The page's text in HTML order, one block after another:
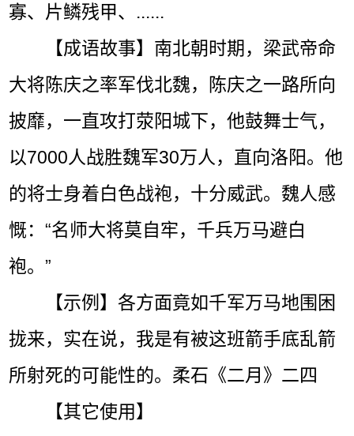
寡、片鳞残甲、......
【成语故事】南北朝时期，梁武帝命
大将陈庆之率军伐北魏，陈庆之一路所向
披靡，一直攻打荥阳城下，他鼓舞士气，
以7000人战胜魏军30万人，直向洛阳。他
的将士身着白色战袍，十分威武。魏人感
慨：“名师大将莫自牢，千兵万马避白
袍。”
【示例】各方面竟如千军万马地围困
拢来，实在说，我是有被这班箭手底乱箭
所射死的可能性的。柔石《二月》二四
【其它使用】